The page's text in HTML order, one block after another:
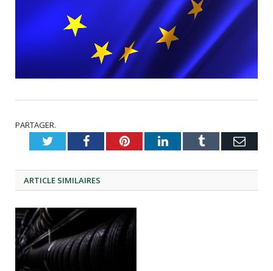
PARTAGER.
TwitterFacebookPinterestLinkedInTumblr
ARTICLE SIMILAIRES